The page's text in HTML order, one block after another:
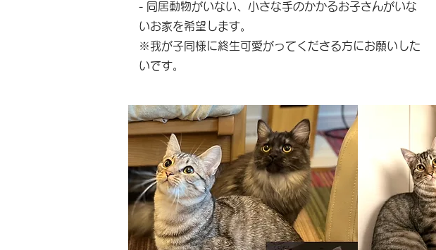
- 同居動物がいない、小さな手のかかるお子さんがいな
いお家を希望します。
※我が子同様に終生可愛がってくださる方にお願いした
いです。